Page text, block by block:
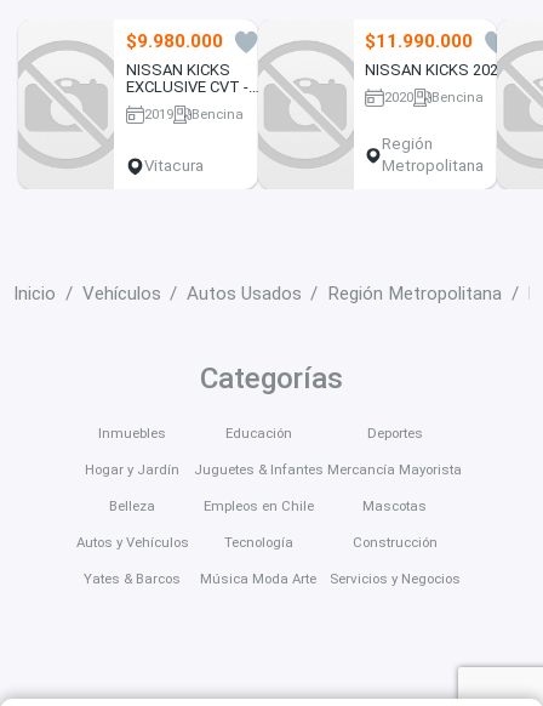
$9.980.000
NISSAN KICKS
EXCLUSIVE CVT -
2019 | 2710
2019
Bencina
Vitacura
$11.990.000
0
NISSAN KICKS 2020
2020
Bencina
Región
Metropolitana
Inicio Vehículos Autos Usados Región Metropolitana
Categorías
Inmuebles
Hogar y Jardín
Belleza
Autos y Vehículos
Yates & Barcos
Educación
Juguetes & Infantes
Empleos en Chile
Tecnología
Música Moda Arte
Deportes
Mercancía Mayorista
Mascotas
Construcción
Servicios y Negocios